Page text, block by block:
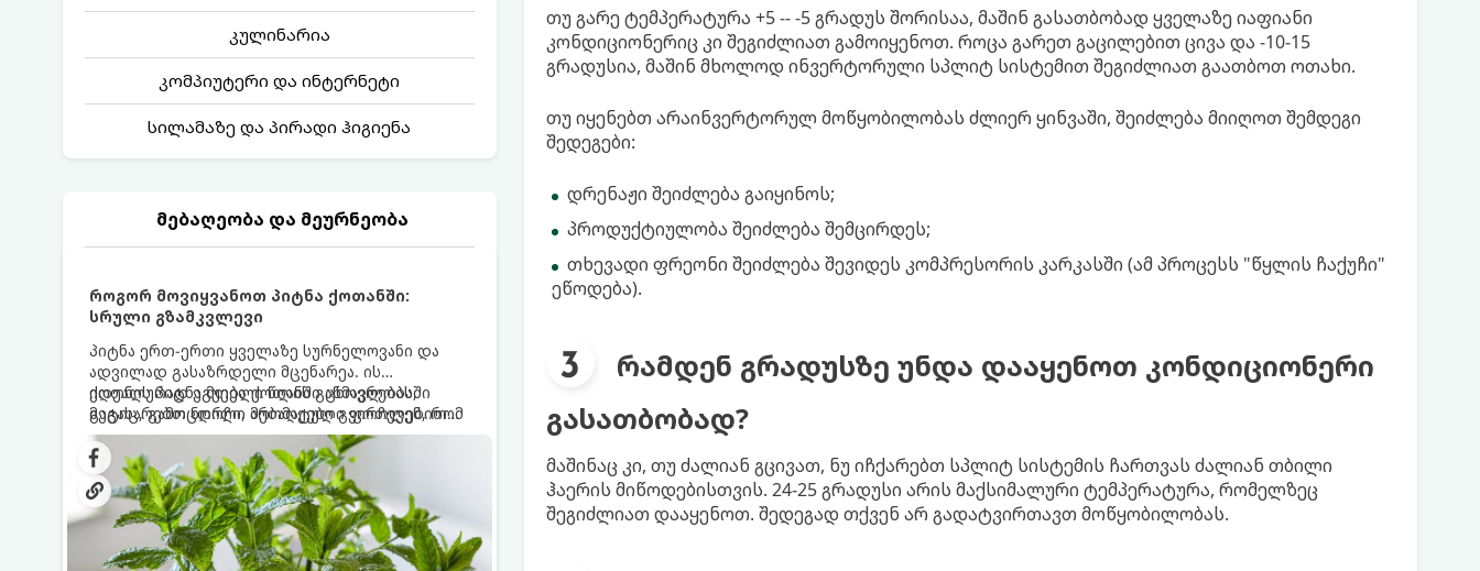
კულინარია
კომპიუტერი და ინტერნეტი
სილამაზე და პირადი ჰიგიენა
მებაღეობა და მეურნეობა
როგორ მოვიყვანოთ პიტნა ქოთანში:
სრული გზამკვლევი
პიტნა ერთ-ერთი ყველაზე სურნელოვანი და
ადვილად გასაზრდელი მცენარეა. ის
იდეალურად ეგუება ქოთანში ცხოვრებას,
მეტიც, გამოცდილი მებაღეები გვირჩევენ, რომ
პიტნა მხოლოდ ქოთანში მოვიყვანოთ, რადგან
ღია გრუნტში (ბაღში) დარგვისას ის ფესვებით
ძალიან სწრაფად ვრცელდება და სხვა
მცენარეებს ავიწროებს.
ქოთნის პიტნა მთელი წლის განმავლობაში
გაგახარებთ ნორჩი, არომატული ფოთლებით
ჩაის, ლიმონათისა თუ კერძებისთვის.
თუ გარე ტემპერატურა +5 -- -5 გრადუს შორისაა, მაშინ გასათბობად ყველაზე იაფიანი
კონდიციონერიც კი შეგიძლიათ გამოიყენოთ. როცა გარეთ გაცილებით ცივა და -10-15
გრადუსია, მაშინ მხოლოდ ინვერტორული სპლიტ სისტემით შეგიძლიათ გაათბოთ ოთახი.
თუ იყენებთ არაინვერტორულ მოწყობილობას ძლიერ ყინვაში, შეიძლება მიიღოთ შემდეგი
შედეგები:
დრენაჟი შეიძლება გაიყინოს;
პროდუქტიულობა შეიძლება შემცირდეს;
თხევადი ფრეონი შეიძლება შევიდეს კომპრესორის კარკასში (ამ პროცესს "წყლის ჩაქუჩი"
ეწოდება).
რამდენ გრადუსზე უნდა დააყენოთ კონდიციონერი
გასათბობად?
მაშინაც კი, თუ ძალიან გცივათ, ნუ იჩქარებთ სპლიტ სისტემის ჩართვას ძალიან თბილი
ჰაერის მიწოდებისთვის. 24-25 გრადუსი არის მაქსიმალური ტემპერატურა, რომელზეც
შეგიძლიათ დააყენოთ. შედეგად თქვენ არ გადატვირთავთ მოწყობილობას.